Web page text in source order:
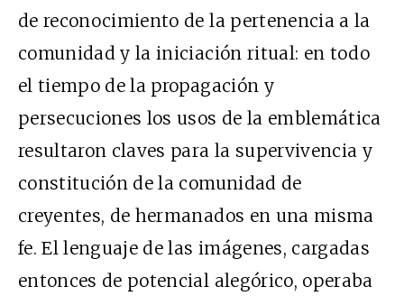
de reconocimiento de la pertenencia a la
comunidad y la iniciación ritual: en todo
el tiempo de la propagación y
persecuciones los usos de la emblemática
resultaron claves para la supervivencia y
constitución de la comunidad de
creyentes, de hermanados en una misma
fe. El lenguaje de las imágenes, cargadas
entonces de potencial alegórico, operaba